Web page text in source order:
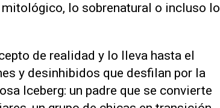
lo sobrenatural o incluso lo
de realidad y lo lleva hasta el
y desinhibidos que desfilan por la
Iceberg: un padre que se convierte